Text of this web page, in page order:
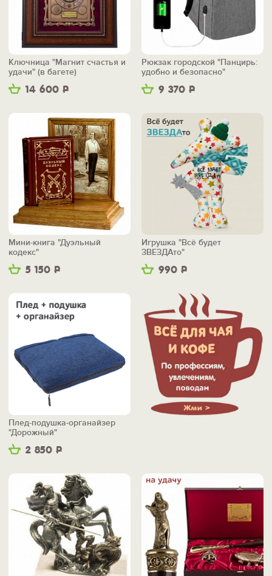
14 600 Р
Ключница "Магнит счастья и
удачи" (в багете)
9 370 Р
Рюкзак городской "Панцирь:
удобно и безопасно"
5 150 Р
Мини-книга "Дуэльный
кодекс"
990 Р
Игрушка "Всё будет
ЗВЕЗДАто"
2 850 Р
Плед-подушка-органайзер
"Дорожный"